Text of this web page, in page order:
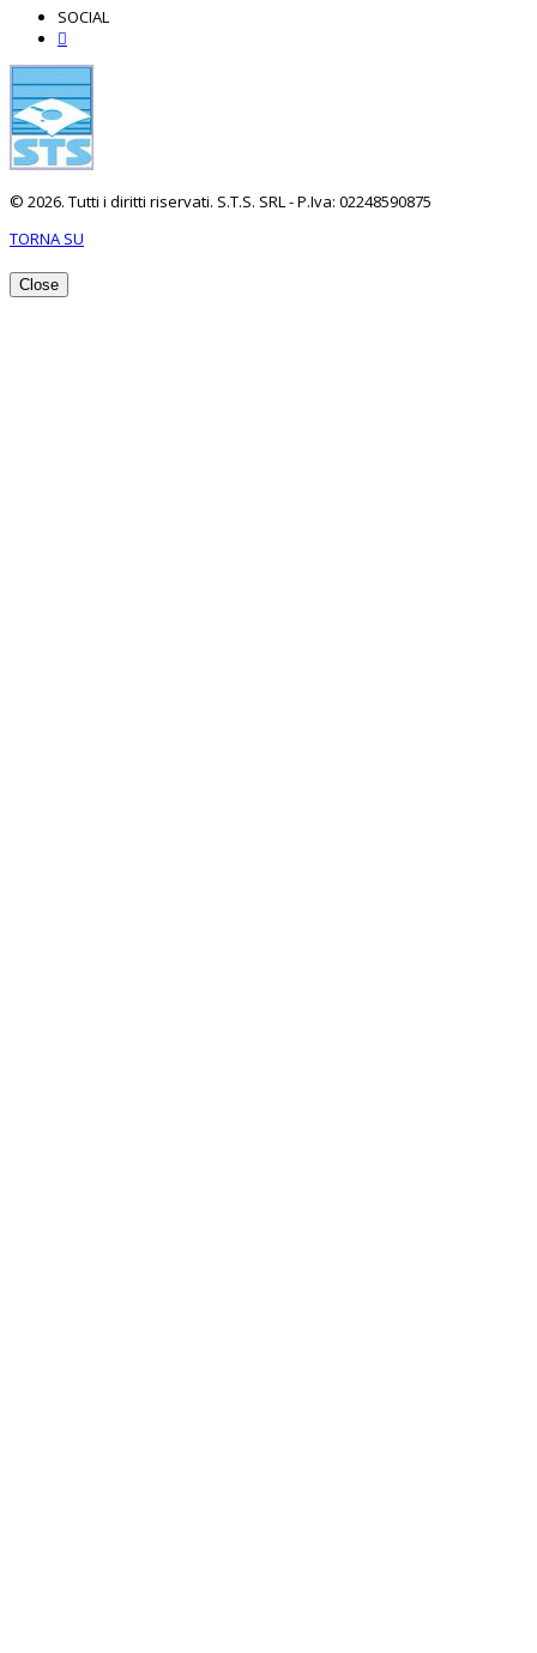
SOCIAL
© 2026. Tutti i diritti riservati. S.T.S. SRL - P.Iva: 02248590875
TORNA SU
Close